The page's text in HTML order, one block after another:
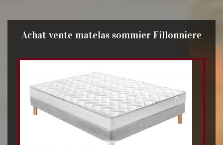
Achat vente matelas sommier Fillonniere